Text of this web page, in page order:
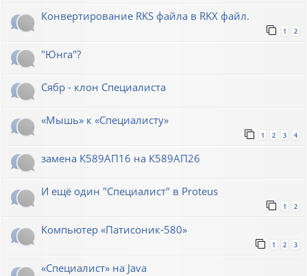
Конвертирование RKS файла в RKX файл.
1 2
"Юнга"?
Сябр - клон Специалиста
«Мышь» к «Специалисту»
1 2 3 4
замена К589АП16 на К589АП26
И ещё один "Специалист" в Proteus
1 2
Компьютер «Патисоник-580»
1 2 3
«Специалист» на Java